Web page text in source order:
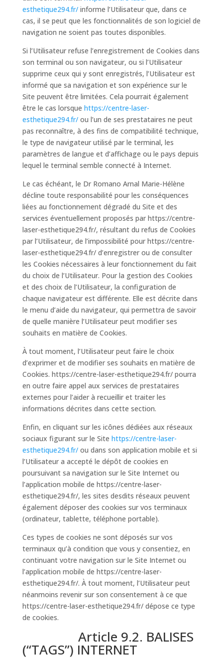
esthetique294.fr/informe l’Utilisateur que, dans ce
cas, il se peut que les fonctionnalités de son logiciel de
navigation ne soient pas toutes disponibles.
Si l’Utilisateur refuse l’enregistrement de Cookies dans
son terminal ou son navigateur, ou si l’Utilisateur
supprime ceux qui y sont enregistrés, l’Utilisateur est
informé que sa navigation et son expérience sur le
Site peuvent être limitées. Cela pourrait également
être le cas lorsque https://centre-laser-
esthetique294.fr/ou l’un de ses prestataires ne peut
pas reconnaître, à des fins de compatibilité technique,
le type de navigateur utilisé par le terminal, les
paramètres de langue et d’affichage ou le pays depuis
lequel le terminal semble connecté à Internet.
Le cas échéant, le Dr Romano Arnal Marie-Hélène
décline toute responsabilité pour les conséquences
liées au fonctionnement dégradé du Site et des
services éventuellement proposés par https://centre-
laser-esthetique294.fr/, résultant du refus de Cookies
par l’Utilisateur, de l’impossibilité pour https://centre-
laser-esthetique294.fr/ d’enregistrer ou de consulter
les Cookies nécessaires à leur fonctionnement du fait
du choix de l’Utilisateur. Pour la gestion des Cookies
et des choix de l’Utilisateur, la configuration de
chaque navigateur est différente. Elle est décrite dans
le menu d’aide du navigateur, qui permettra de savoir
de quelle manière l’Utilisateur peut modifier ses
souhaits en matière de Cookies.
À tout moment, l’Utilisateur peut faire le choix
d’exprimer et de modifier ses souhaits en matière de
Cookies. https://centre-laser-esthetique294.fr/ pourra
en outre faire appel aux services de prestataires
externes pour l’aider à recueillir et traiter les
informations décrites dans cette section.
Enfin, en cliquant sur les icônes dédiées aux réseaux
sociaux figurant sur le Site https://centre-laser-
esthetique294.fr/ou dans son application mobile et si
l’Utilisateur a accepté le dépôt de cookies en
poursuivant sa navigation sur le Site Internet ou
l’application mobile de https://centre-laser-
esthetique294.fr/, les sites desdits réseaux peuvent
également déposer des cookies sur vos terminaux
(ordinateur, tablette, téléphone portable).
Ces types de cookies ne sont déposés sur vos
terminaux qu’à condition que vous y consentiez, en
continuant votre navigation sur le Site Internet ou
l’application mobile de https://centre-laser-
esthetique294.fr/. À tout moment, l’Utilisateur peut
néanmoins revenir sur son consentement à ce que
https://centre-laser-esthetique294.fr/ dépose ce type
de cookies.
Article 9.2. BALISES
(“TAGS”) INTERNET